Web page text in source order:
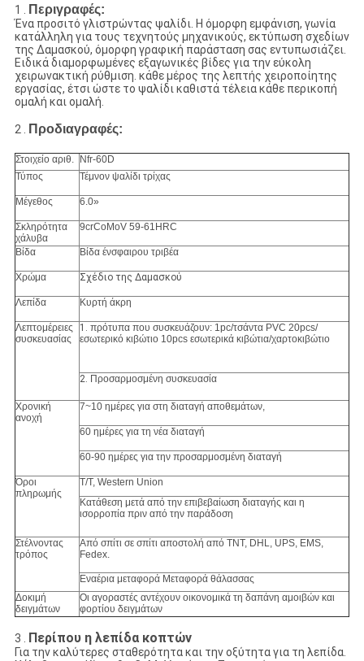
1 . Περιγραφές:
Ένα προσιτό γλιστρώντας ψαλίδι. Η όμορφη εμφάνιση, γωνία
κατάλληλη για τους τεχνητούς μηχανικούς, εκτύπωση σχεδίων
της Δαμασκού, όμορφη γραφική παράσταση σας εντυπωσιάζει.
Ειδικά διαμορφωμένες εξαγωνικές βίδες για την εύκολη
χειρωνακτική ρύθμιση. κάθε μέρος της λεπτής χειροποίητης
εργασίας, έτσι ώστε το ψαλίδι καθιστά τέλεια κάθε περικοπή
ομαλή και ομαλή.
2 . Προδιαγραφές:
Στοιχείο αριθ.
Nfr-60D
Τύπος
Τέμνον ψαλίδι τρίχας
Μέγεθος 6.0»
Σκληρότητα
χάλυβα
9crCoMoV 59-61HRC
Βίδα Βίδα ένσφαιρου τριβέα
Χρώμα Σχέδιο της Δαμασκού
Λεπίδα Κυρτή άκρη
Λεπτομέρειες
συσκευασίας
1. πρότυπα που συσκευάζουν: 1pc/τσάντα PVC 20pcs/
εσωτερικό κιβώτιο 10pcs εσωτερικά κιβώτια/χαρτοκιβώτιο
2. Προσαρμοσμένη συσκευασία
Χρονική
ανοχή
7~10 ημέρες για στη διαταγή αποθεμάτων,
60 ημέρες για τη νέα διαταγή
60-90 ημέρες για την προσαρμοσμένη διαταγή
Όροι
πληρωμής
T/T, Western Union
Κατάθεση μετά από την επιβεβαίωση διαταγής και η
ισορροπία πριν από την παράδοση
Στέλνοντας
τρόπος
Από σπίτι σε σπίτι αποστολή από TNT, DHL, UPS, EMS,
Fedex.
Εναέρια μεταφορά Μεταφορά θάλασσας
Δοκιμή
δειγμάτων
Οι αγοραστές αντέχουν οικονομικά τη δαπάνη αμοιβών και
φορτίου δειγμάτων
3 . Περίπου η λεπίδα κοπτών
Για την καλύτερες σταθερότητα και την οξύτητα για τη λεπίδα.